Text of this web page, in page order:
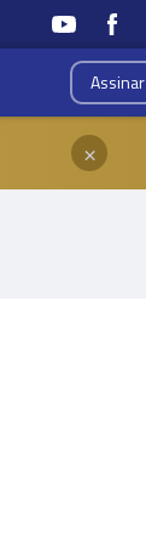
Assinar
×